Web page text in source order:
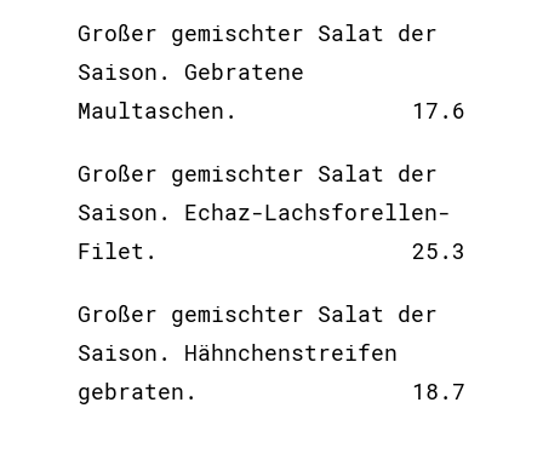
Großer gemischter Salat der
Saison. Gebratene
Maultaschen.
17.6
Großer gemischter Salat der
Saison. Echaz-Lachsforellen-
Filet.
25.3
Großer gemischter Salat der
Saison. Hähnchenstreifen
gebraten.
18.7